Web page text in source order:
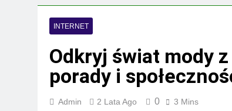
INTERNET
Odkryj świat mody
porady i
Admin 2 Lata Ago 0 3 Mins